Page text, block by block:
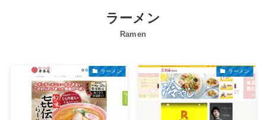
ラーメン
Ramen
ラーメン ラーメン